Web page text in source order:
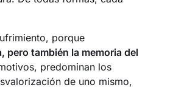
porque
pero también la memoria del
predominan los
de uno mismo,